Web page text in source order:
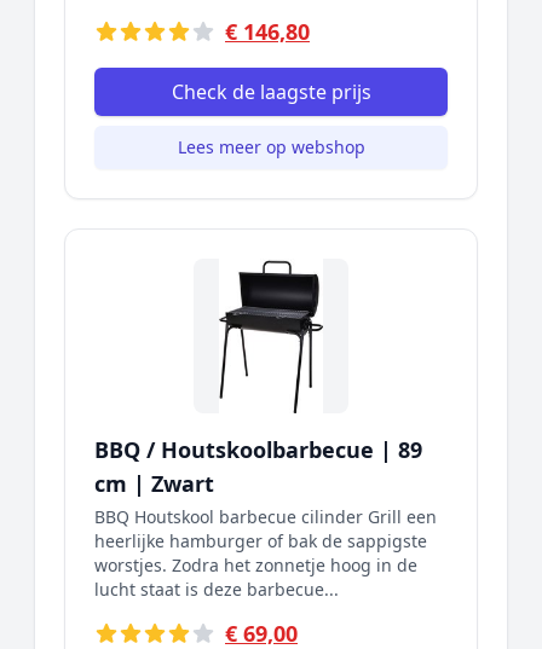
€ 146,80
Check de laagste prijs
Lees meer op webshop
BBQ / Houtskoolbarbecue | 89
cm | Zwart
BBQ Houtskool barbecue cilinder Grill een
heerlijke hamburger of bak de sappigste
worstjes. Zodra het zonnetje hoog in de
lucht staat is deze barbecue...
€ 69,00